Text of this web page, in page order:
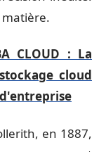
matière.
CLOUD : La
cloud
en 1887,